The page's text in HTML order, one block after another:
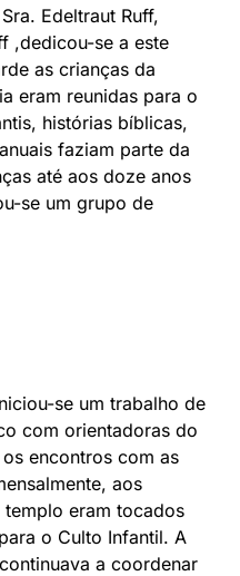
Edeltraut Ruff,
,dedicou-se a este
as crianças da
eram reunidas para o
histórias bíblicas,
faziam parte da
até aos doze anos
se um grupo de
se um trabalho de
com orientadoras do
encontros com as
aos
eram tocados
o Culto Infantil. A
a coordenar